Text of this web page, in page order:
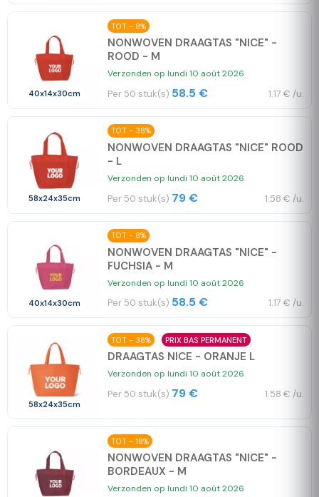
40x14x30cm
TOT - 8%
NONWOVEN DRAAGTAS "NICE" -
ROOD - M
Verzonden op lundi 10 août 2026
Per 50 stuk(s) 58.5 € 1.17 € /u.
58x24x35cm
TOT - 38%
NONWOVEN DRAAGTAS "NICE" ROOD
- L
Verzonden op lundi 10 août 2026
Per 50 stuk(s) 79 € 1.58 € /u.
40x14x30cm
TOT - 8%
NONWOVEN DRAAGTAS "NICE" -
FUCHSIA - M
Verzonden op lundi 10 août 2026
Per 50 stuk(s) 58.5 € 1.17 € /u.
58x24x35cm
TOT - 38% PRIX BAS PERMANENT
DRAAGTAS NICE - ORANJE L
Verzonden op lundi 10 août 2026
Per 50 stuk(s) 79 € 1.58 € /u.
TOT - 18%
NONWOVEN DRAAGTAS "NICE" -
BORDEAUX - M
Verzonden op lundi 10 août 2026